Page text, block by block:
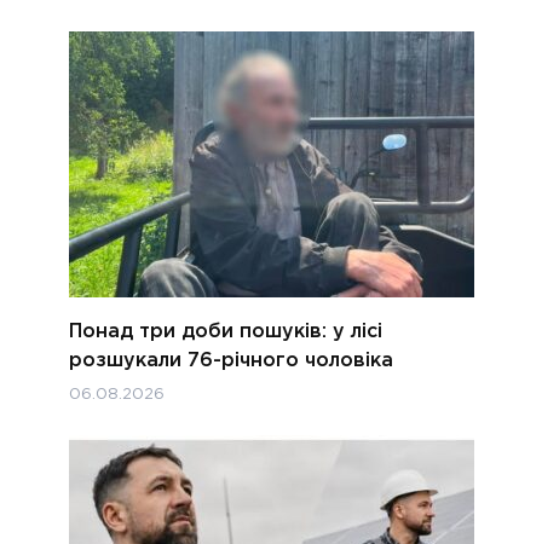
Понад три доби пошуків: у лісі
розшукали 76-річного чоловіка
06.08.2026